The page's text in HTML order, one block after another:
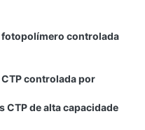
fotopolímero controlada
controlada por
CTP de alta capacidade